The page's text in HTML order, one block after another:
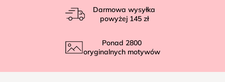
Darmowa wysyłka
powyżej 145 zł
Ponad 2800
oryginalnych motywów